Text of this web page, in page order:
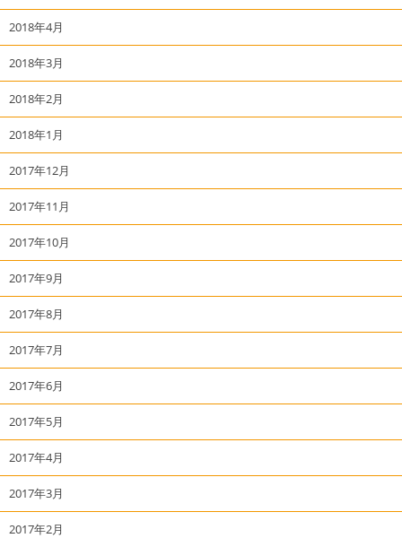
2018年4月
2018年3月
2018年2月
2018年1月
2017年12月
2017年11月
2017年10月
2017年9月
2017年8月
2017年7月
2017年6月
2017年5月
2017年4月
2017年3月
2017年2月